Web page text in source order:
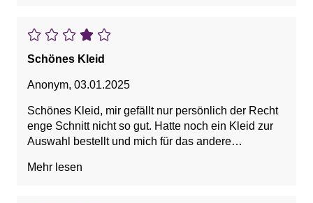
Schönes Kleid
Anonym, 03.01.2025
Schönes Kleid, mir gefällt nur persönlich der Recht
enge Schnitt nicht so gut. Hatte noch ein Kleid zur
Auswahl bestellt und mich für das andere
Mehr lesen